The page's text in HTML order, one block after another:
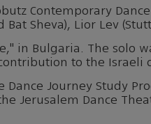
Contemporary
Sheva), Lior Lev
in Bulgaria. The solo
to the Israeli
Journey Study
Jerusalem Dance